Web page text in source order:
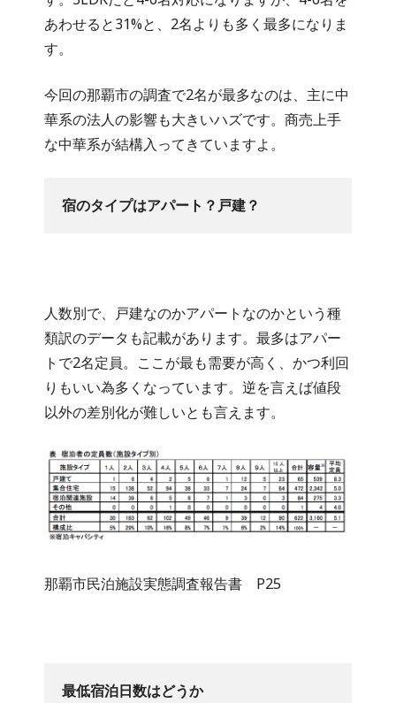
あわせると31%と、2名よりも多く最多になりま
す。
今回の那覇市の調査で2名が最多なのは、主に中
華系の法人の影響も大きいハズです。商売上手
な中華系が結構入ってきていますよ。
宿のタイプはアパート？戸建？
人数別で、戸建なのかアパートなのかという種
類訳のデータも記載があります。最多はアパー
トで2名定員。ここが最も需要が高く、かつ利回
りもいい為多くなっています。逆を言えば値段
以外の差別化が難しいとも言えます。
那覇市民泊施設実態調査報告書 P25
最低宿泊日数はどうか